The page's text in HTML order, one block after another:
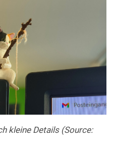
kleine Details (Source: